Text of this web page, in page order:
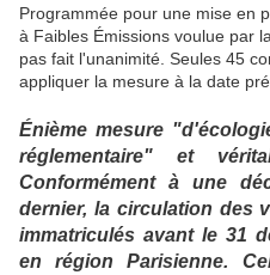
Programmée pour une mise en
à Faibles Émissions voulue par
pas fait l'unanimité. Seules 45
appliquer la mesure à la date
Énième mesure
réglementaire" et
Conformément à une
dernier, la circulation des
immatriculés avant le 31
en région Parisienne.